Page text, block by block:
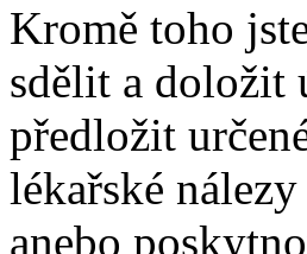
Kromě toho
sdělit a doložit
předložit
lékařské
anebo